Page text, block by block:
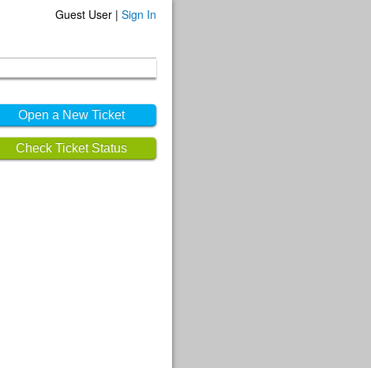
Guest User | Sign In
Open a New Ticket
Check Ticket Status